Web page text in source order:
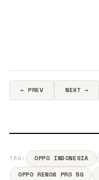
← PREV NEXT →
TAG: OPPO INDONESIA
OPPO RENO8 PRO 5G